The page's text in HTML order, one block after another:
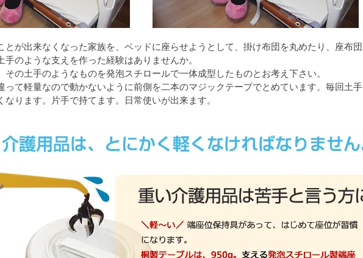
とが出来なくなった家族を、ベッドに座らせようとして、掛け布団を丸めたり、座布団
手のような支えを作った経験はありませんか。
その土手のようなものを発泡スチロールで一体成型したものとお考え下さい。
って軽量なので動かないように前側を二本のマジックテープでとめています。毎回土手
なります。片手で持てます。日常使いが出来ます。